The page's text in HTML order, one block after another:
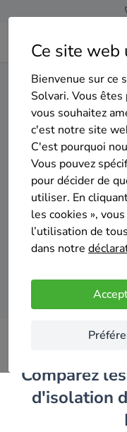
Ce site web
Bienvenue sur ce
Solvari. Vous
vous souhaitez
c'est notre site
C'est pourquoi
Vous pouvez
pour décider de
utiliser. En
les cookies »,
l’utilisation de
dans notre
Home Isolation des
Top 20 des entreprises
d'isolation
à
Comparez les meilleurs entreprises
d'isolation